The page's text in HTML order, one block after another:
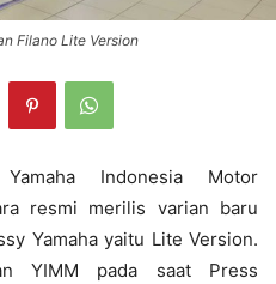
Filano Lite Version
Indonesia Motor
resmi merilis varian baru
Yamaha yaitu Lite Version.
YIMM pada saat Press